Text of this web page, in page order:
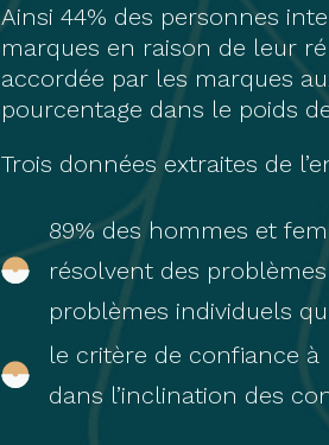
Ainsi 44% des personnes
marques en raison de leur
accordée par les marques
pourcentage dans le poids
Trois données extraites de
89% des hommes et
résolvent des
problèmes individuels
le critère de confiance à
dans l’inclination des